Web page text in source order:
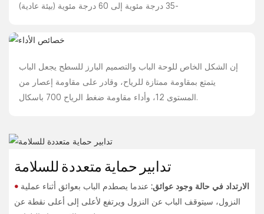
-35 درجة مئوية إلى 60 درجة مئوية (بيئة عادية)
إن الشكل الخاص للوحة الباب والتصميم البارز للسطح يجعل الباب
يتمتع بمقاومة ممتازة للرياح، وقادر على مقاومة إعصار من
المستوى 12، وأداء مقاومة ضغط الرياح 700 باسكال.
تدابير حماية متعددة للسلامة
• الارتداد في حالة وجود عوائق: عندما يصطدم الباب بعوائق أثناء عملية
النزول، سيتوقف الباب عن النزول ويرتفع لأعلى إلى أعلى نقطة عن